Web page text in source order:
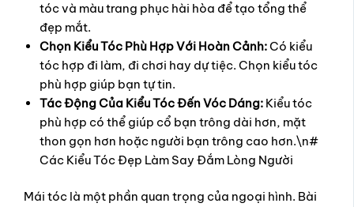
tóc và màu trang phục hài hòa để tạo tổng thể
đẹp mắt.
Chọn Kiểu Tóc Phù Hợp Với Hoàn Cảnh:Có kiểu
tóc hợp đi làm, đi chơi hay dự tiệc. Chọn kiểu tóc
phù hợp giúp bạn tự tin.
Tác Động Của Kiểu Tóc Đến Vóc Dáng: Kiểu tóc
phù hợp có thể giúp cổ bạn trông dài hơn, mặt
thon gọn hơn hoặc người bạn trông cao hơn.\n#
Các Kiểu Tóc Đẹp Làm Say Đắm Lòng Người
Mái tóc là một phần quan trọng của ngoại hình. Bài